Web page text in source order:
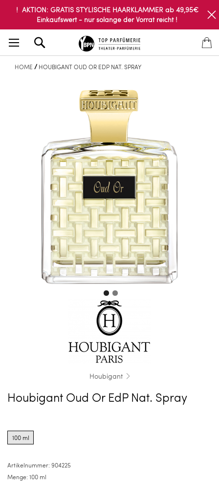
! AKTION: GRATIS STYLISCHE HAARKLAMMER ab 49,95€
Einkaufswert - nur solange der Vorrat reicht !
HOME HOUBIGANT OUD OR EDP NAT. SPRAY
Houbigant
Houbigant Oud Or EdP Nat. Spray
options
for
100 ml
Artikelnummer: 904225
Menge: 100 ml